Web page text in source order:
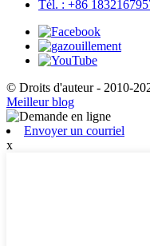
Tél. : +86
© Droits d'auteur - 2010-
Meilleur blog
Envoyer un courriel
x